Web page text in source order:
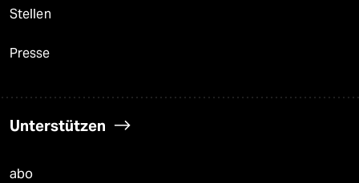
Stellen
Presse
Unterstützen
abo